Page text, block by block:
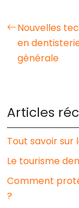
Nouvelles
en
générale
Articles
Tout savoir
Le tourisme
Comment
?